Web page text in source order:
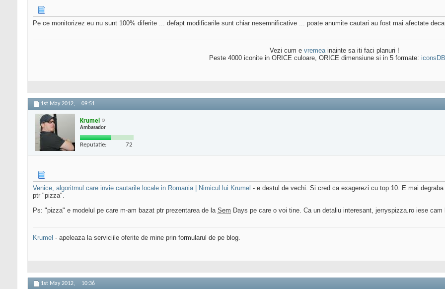
Pe ce monitorizez eu nu sunt 100% diferite ... defapt modificarile sunt chiar nesemnificative ... poate anumite cautari au fost mai afectate
Vezi cum e vremeainainte sa iti faci planuri !
Peste 4000 iconite in ORICE culoare, ORICE dimensiune si in 5 formate:
1st May 2012, 09:51
Krumel
Ambasador
Reputatie: 72
Venice, algoritmul care invie cautarile locale in Romania | Nimicul lui Krumel - e destul de vechi. Si cred ca exagerezi cu top 10. E mai
ptr "pizza".
Ps: "pizza" e modelul pe care m-am bazat ptr prezentarea de la Sem Days pe care o voi tine. Ca un detaliu interesant, jerryspizza.ro iese
Krumel - apeleaza la serviciile oferite de mine prin formularul de pe blog.
1st May 2012, 10:36